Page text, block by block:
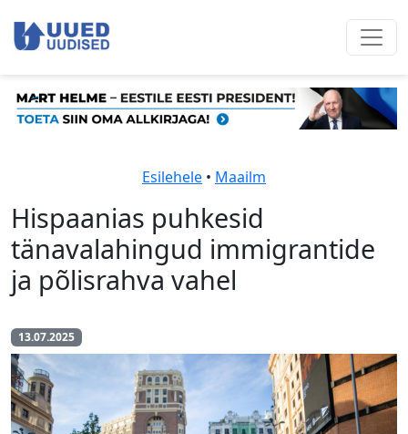
Esilehele • Maailm
Hispaanias puhkesid
tänavalahingud immigrantide
ja põlisrahva vahel
13.07.2025